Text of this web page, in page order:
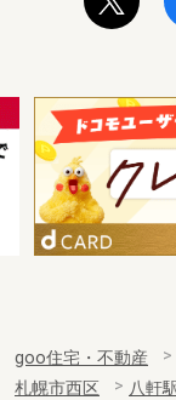
goo住宅・不動産
札幌市西区
八軒